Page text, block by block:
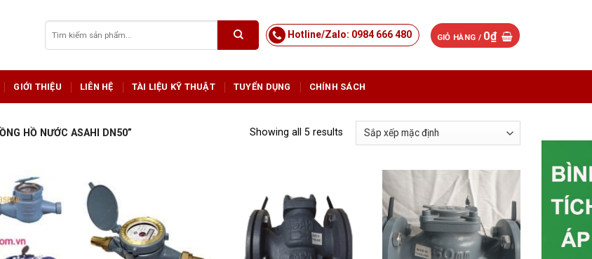
kiếm:
Hotline/Zalo: 0984 666 480 GIỎ HÀNG / 0₫
GIỚI THIỆU LIÊN HỆ TÀI LIỆU KỸ THUẬT TUYỂN DỤNG CHÍNH SÁCH
HỒ NƯỚC ASAHI DN50” Showing all 5 results